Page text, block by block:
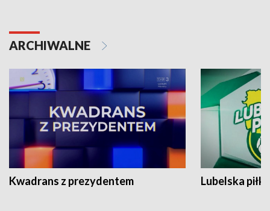
ARCHIWALNE
Kwadrans z prezydentem Lubelska piłka